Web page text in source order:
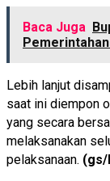
Baca Juga
Lebih lanjut
saat ini diempon
yang secara
melaksanakan
pelaksanaan. (gs/